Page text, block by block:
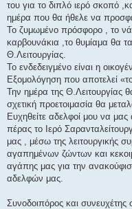
του για το διπλό ιερό σκοπό
ημέρα που θα ήθελε να
Το ζυμωμένο πρόσφορο , το
καρβουνάκια ,το θυμίαμα θα
Θ.Λειτουργίας.
Το ενδεδειγμένο είναι η
Εξομολόγηση που αποτελεί
Την ημέρα της Θ.Λειτουργίας
σχετική προετοιμασία θα
Ευχηθείτε αδελφοί μου να μας
πέρας το Ιερό
μας , μέσω της λειτουργικής
αγαπημένων ζώντων και
αγάπης μας για την
αδελφών μας.
Συνοδοιπόρος και συνευχέτης